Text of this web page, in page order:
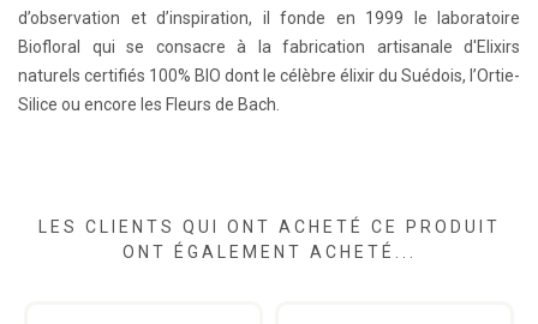
d’observation et d’inspiration, il fonde en 1999 le laboratoire
Biofloral qui se consacre à la fabrication artisanale d'Elixirs
naturels certifiés 100% BIO dont le célèbre élixir du Suédois, l’Ortie-
Silice ou encore les Fleurs de Bach.
LES CLIENTS QUI ONT ACHETÉ CE PRODUIT
ONT ÉGALEMENT ACHETÉ...